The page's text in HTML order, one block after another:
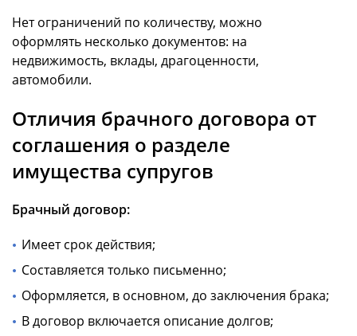
Нет ограничений по количеству, можно
оформлять несколько документов: на
недвижимость, вклады, драгоценности,
автомобили.
Отличия брачного договора от
соглашения о разделе
имущества супругов
Брачный договор:
Имеет срок действия;
Составляется только письменно;
Оформляется, в основном, до заключения брака;
В договор включается описание долгов;